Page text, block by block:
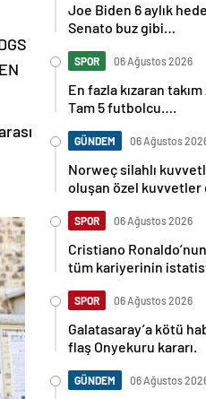
Joe Biden 6 aylık
Senato buz gibi…
SPOR 06 Ağustos 2026
En fazla kızaran
Tam 5 futbolcu….
GÜNDEM 06 Ağustos
Norweç silahlı
oluşan özel
SPOR 06 Ağustos 2026
Cristiano
tüm kariyerinin
SPOR 06 Ağustos 2026
Galatasaray’a kötü
flaş Onyekuru kararı.
GÜNDEM 06 Ağustos